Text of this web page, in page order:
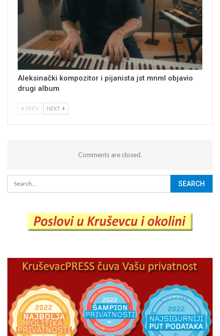
Aleksinački kompozitor i pijanista jst mnml objavio
drugi album
PREV NEXT
Comments are closed.